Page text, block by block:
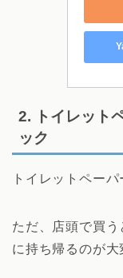
2. トイレット
ック
トイレットペー
ただ、店頭で買
に持ち帰るのが大